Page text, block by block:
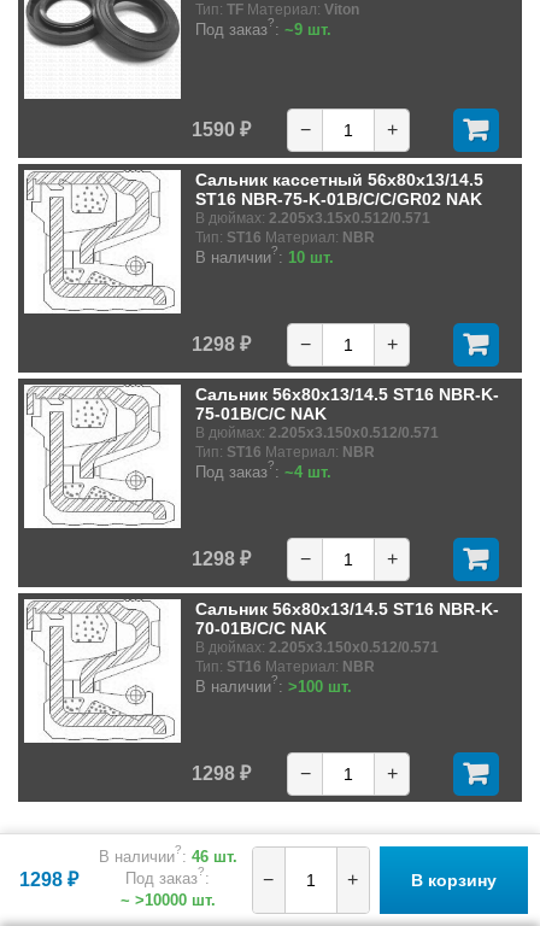
1298 ₽
В наличии?: 46 шт.
Под заказ?:
~ >10000 шт.
− + В корзину
Тип: TF Материал: Viton
Под заказ?: ~9 шт.
1590 ₽ − +
Сальник кассетный 56x80x13/14.5
ST16 NBR-75-K-01B/C/C/GR02 NAK
В дюймах: 2.205x3.15x0.512/0.571
Тип: ST16 Материал: NBR
В наличии?: 10 шт.
1298 ₽ − +
Сальник 56x80x13/14.5 ST16 NBR-K-
75-01B/C/C NAK
В дюймах: 2.205x3.150x0.512/0.571
Тип: ST16 Материал: NBR
Под заказ?: ~4 шт.
1298 ₽ − +
Сальник 56x80x13/14.5 ST16 NBR-K-
70-01B/C/C NAK
В дюймах: 2.205x3.150x0.512/0.571
Тип: ST16 Материал: NBR
В наличии?: >100 шт.
1298 ₽ − +